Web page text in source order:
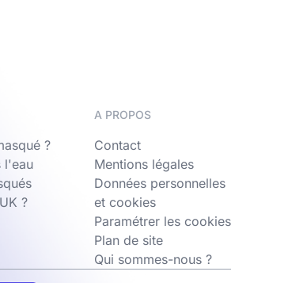
?
l'eau
?
A PROPOS
Contact
Mentions légales
Données personnelles
et cookies
Paramétrer les cookies
Plan de site
Qui sommes-nous ?